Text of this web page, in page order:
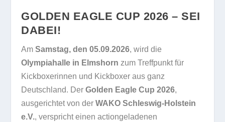
GOLDEN EAGLE CUP 2026 – SEI
DABEI!
AmSamstag, den 05.09.2026, wird die
Olympiahalle in Elmshorn zum Treffpunkt für
Kickboxerinnen und Kickboxer aus ganz
Deutschland. DerGolden Eagle Cup 2026,
ausgerichtet von derWAKO Schleswig-Holstein
e.V., verspricht einen actiongeladenen